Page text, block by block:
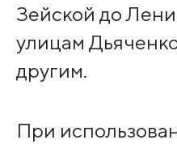
Зейской до
улицам
другим.
При